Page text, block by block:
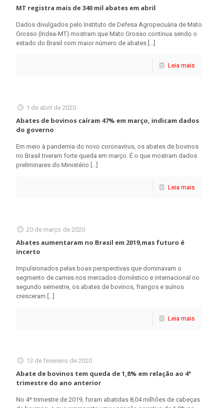
MT registra mais de 340 mil abates em abril
Dados divulgados pelo Instituto de Defesa Agropecuária de Mato
Grosso (Indea-MT) mostram que Mato Grosso continua sendo o
estado do Brasil com maior número de abates
Leia mais
1 de abril de 2020
Abates de bovinos caíram 47% em março, indicam dados
do governo
Em meio à pandemia do novo coronavírus, os abates de bovinos
no Brasil tiveram forte queda em março. É o que mostram dados
preliminares do Ministério
Leia mais
20 de março de 2020
Abates aumentaram no Brasil em 2019,mas futuro é
incerto
Impulsionados pelas boas perspectivas que dominavam o
segmento de carnes nos mercados doméstico e internacional no
segundo semestre, os abates de bovinos, frangos e suínos
cresceram
Leia mais
13 de fevereiro de 2020
Abate de bovinos tem queda de 1,8% em relação ao 4°
trimestre do ano anterior
No 4º trimestre de 2019, foram abatidas 8,04 milhões de cabeças